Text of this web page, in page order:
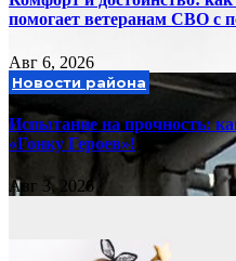
помогает ветеранам СВО с
Авг 6, 2026
Новости района
Испытание на прочность:
«Гонку Героев»!
Авг 3, 2026